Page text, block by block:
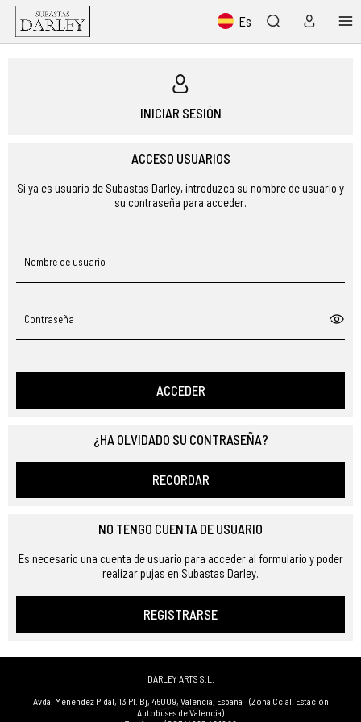
Es
INICIAR SESIÓN
ACCESO USUARIOS
Si ya es usuario de Subastas Darley, introduzca su nombre de usuario y
su contraseña para acceder.
Nombre de usuario
Contraseña
ACCEDER
¿HA OLVIDADO SU CONTRASEÑA?
RECORDAR
NO TENGO CUENTA DE USUARIO
Es necesario una cuenta de usuario para acceder al formulario y poder
realizar pujas en Subastas Darley.
REGISTRARSE
DARLEY ARTS S.L.
-
Avda. Menendez Pidal, 13 Pl. Bj, 46009, Valencia, España (Zona Ccial. Estación
Autobuses de Valencia)